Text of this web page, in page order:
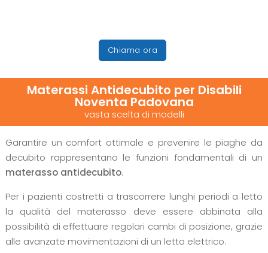
Chiama ora
Materassi Antidecubito per Disabili
Noventa Padovana
vasta scelta di modelli
Garantire un comfort ottimale e prevenire le piaghe da
decubito rappresentano le funzioni fondamentali di un
materasso antidecubito.
Per i pazienti costretti a trascorrere lunghi periodi a letto
la qualità del materasso deve essere abbinata alla
possibilità di effettuare regolari cambi di posizione, grazie
alle avanzate movimentazioni di un letto elettrico.